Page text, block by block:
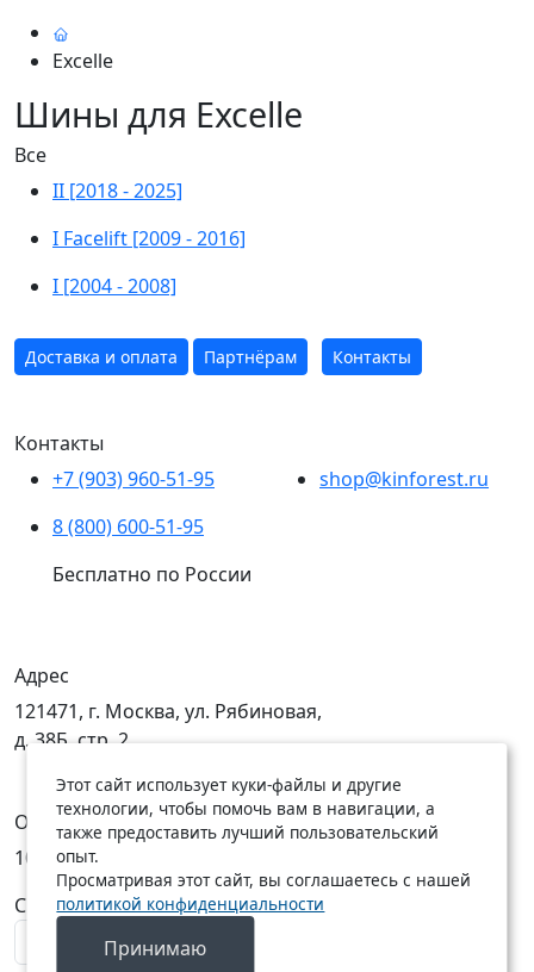
Excelle
Шины для Excelle
Все
II [2018 - 2025]
I Facelift [2009 - 2016]
I [2004 - 2008]
Доставка и оплата Партнёрам Контакты
Контакты
+7 (903) 960-51-95
8 (800) 600-51-95
Бесплатно по России
shop@kinforest.ru
Адрес
121471, г. Москва, ул. Рябиновая,
д. 38Б, стр. 2
Открыты
10:00 — 19:00
C Пн по Пт
C Сб по Вс
Этот сайт использует куки-файлы и другие
технологии, чтобы помочь вам в навигации, а
также предоставить лучший пользовательский
опыт.
Просматривая этот сайт, вы соглашаетесь с нашей
политикой конфиденциальности
Принимаю